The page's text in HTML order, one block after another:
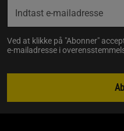
Ved at klikke på "Abonner"
e-mailadresse i